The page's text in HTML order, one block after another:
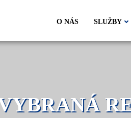
O NÁS SLUŽBY